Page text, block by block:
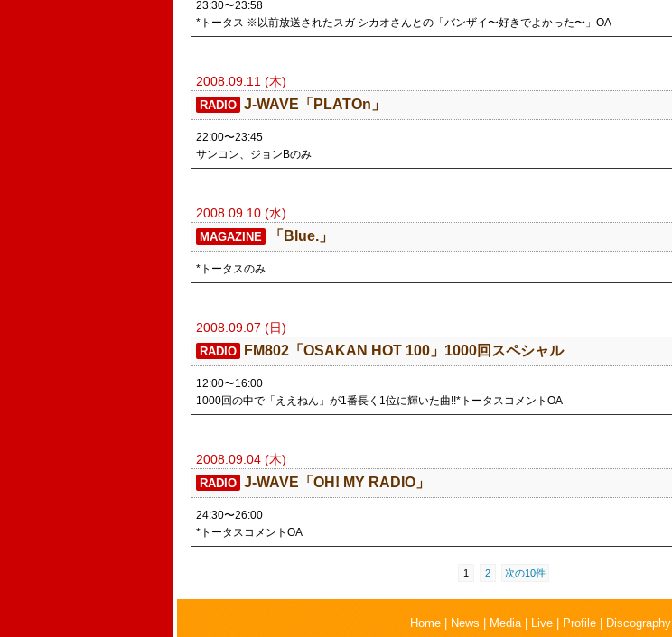
23:30〜23:58
*トータス ※以前放送されたスガ シカオさんとの「バンザイ〜好きでよかった〜」OA
2008.09.11 (木)
RADIO J-WAVE「PLATOn」
22:00〜23:45
サンコン、ジョンBのみ
2008.09.10 (水)
MAGAZINE 「Blue.」
*トータスのみ
2008.09.07 (日)
RADIO FM802「OSAKAN HOT 100」1000回スペシャル
12:00〜16:00
1000回の中で「ええねん」が1番長く1位に輝いた曲!!*トータスコメントOA
2008.09.04 (木)
RADIO J-WAVE「OH! MY RADIO」
24:30〜26:00
*トータスコメントOA
1 2 次の10件
Home| News Media| Live| Profile| Discography|